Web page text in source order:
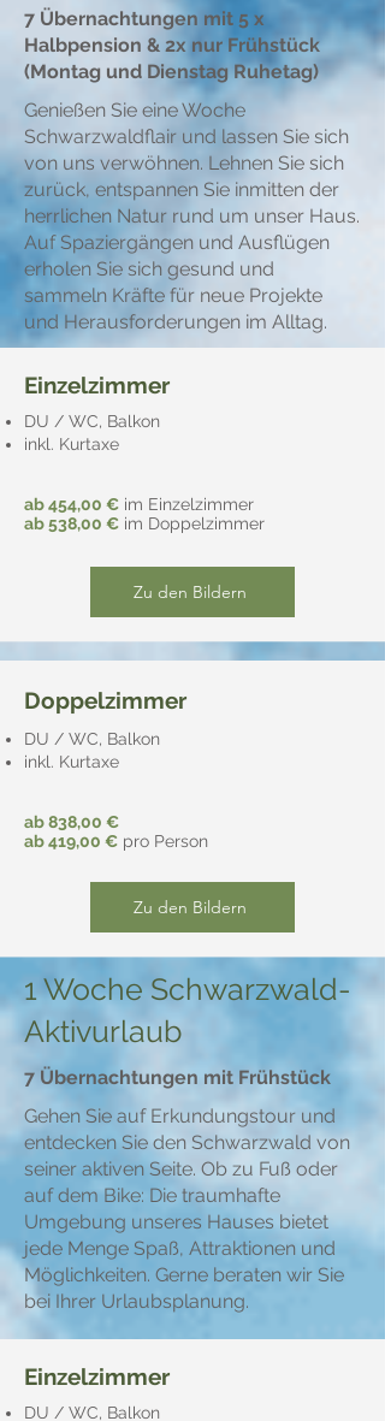
7 Übernachtungen mit 5 x
Halbpension & 2x nur Frühstück
(Montag und Dienstag Ruhetag)
Genießen Sie eine Woche
Schwarzwaldflair und lassen Sie sich
von uns verwöhnen. Lehnen Sie sich
zurück, entspannen Sie inmitten der
herrlichen Natur rund um unser Haus.
Auf Spaziergängen und Ausflügen
erholen Sie sich gesund und
sammeln Kräfte für neue Projekte
und Herausforderungen im Alltag.
Einzelzimmer
DU / WC, Balkon
inkl. Kurtaxe
ab 454,00 € im Einzelzimmer
ab 538,00 € im Doppelzimmer
Zu den Bildern
Doppelzimmer
DU / WC, Balkon
inkl. Kurtaxe
ab 838,00 €
ab 419,00 € pro Person
Zu den Bildern
1 Woche Schwarzwald-
Aktivurlaub
7 Übernachtungen mit Frühstück
Gehen Sie auf Erkundungstour und
entdecken Sie den Schwarzwald von
seiner aktiven Seite. Ob zu Fuß oder
auf dem Bike: Die traumhafte
Umgebung unseres Hauses bietet
jede Menge Spaß, Attraktionen und
Möglichkeiten. Gerne beraten wir Sie
bei Ihrer Urlaubsplanung.
Einzelzimmer
DU / WC, Balkon